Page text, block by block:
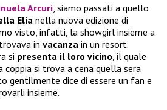
Arcuri, siamo passati a quello
Elia nella nuova edizione di
visto, infatti, la showgirl insieme a
in vacanza in un resort.
si presenta il loro vicino, il quale
si trova a cena quella sera
gentilmente dice di essere un fan e
insieme.